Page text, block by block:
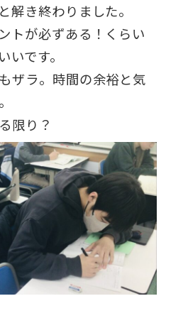
解き終わりました。
トが必ずある！くらい
いです。
ザラ。時間の余裕と気
限り？